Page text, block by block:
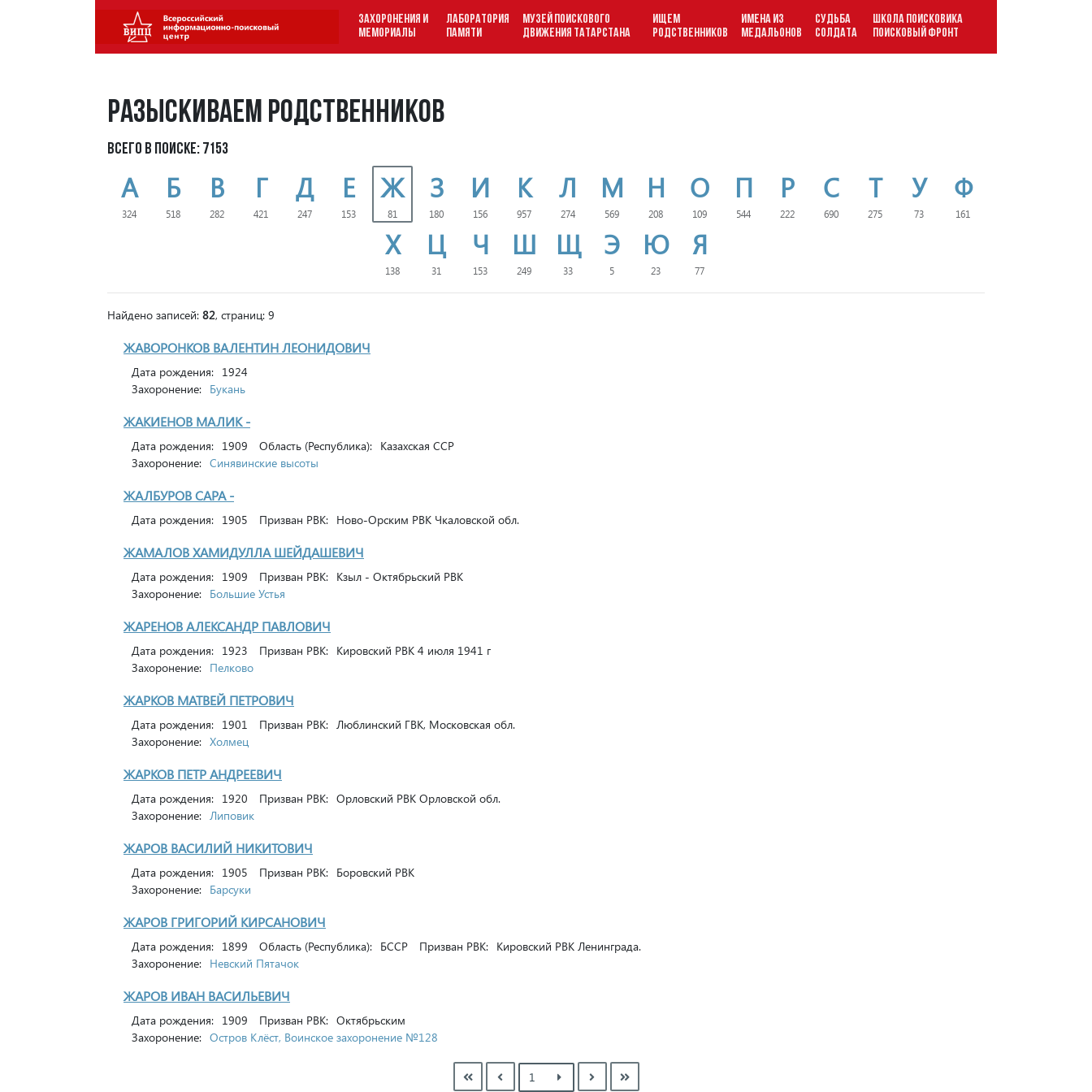
ЗАХОРОНЕНИЯ И
МЕМОРИАЛЫ
ЛАБОРАТОРИЯ
ПАМЯТИ
МУЗЕЙ ПОИСКОВОГО
ДВИЖЕНИЯ ТАТАРСТАНА
ИЩЕМ
РОДСТВЕННИКОВ
ИМЕНА ИЗ
МЕДАЛЬОНОВ
СУДЬБА
СОЛДАТА
ШКОЛА ПОИСКОВИКА
ПОИСКОВЫЙ ФРОНТ
Разыскиваем родственников
Всего в поиске: 7153
А
324
Б
518
В
282
Г
421
Д
247
Е
153
Ж
81
З
180
И
156
К
957
Л
274
М
569
Н
208
О
109
П
544
Р
222
С
690
Т
275
У
73
Ф
161
Х
138
Ц
31
Ч
153
Ш
249
Щ
33
Э
5
Ю
23
Я
77
Найдено записей: 82, страниц: 9
ЖАВОРОНКОВ ВАЛЕНТИН ЛЕОНИДОВИЧ
Дата рождения: 1924
Захоронение: Букань
ЖАКИЕНОВ МАЛИК -
Дата рождения: 1909 Область (Республика): Казахская ССР
Захоронение: Синявинские высоты
ЖАЛБУРОВ САРА -
Дата рождения: 1905 Призван РВК: Ново-Орским РВК Чкаловской обл.
ЖАМАЛОВ ХАМИДУЛЛА ШЕЙДАШЕВИЧ
Дата рождения: 1909 Призван РВК: Кзыл - Октябрьский РВК
Захоронение: Большие Устья
ЖАРЕНОВ АЛЕКСАНДР ПАВЛОВИЧ
Дата рождения: 1923 Призван РВК: Кировский РВК 4 июля 1941 г
Захоронение: Пелково
ЖАРКОВ МАТВЕЙ ПЕТРОВИЧ
Дата рождения: 1901 Призван РВК: Люблинский ГВК, Московская обл.
Захоронение: Холмец
ЖАРКОВ ПЕТР АНДРЕЕВИЧ
Дата рождения: 1920 Призван РВК: Орловский РВК Орловской обл.
Захоронение: Липовик
ЖАРОВ ВАСИЛИЙ НИКИТОВИЧ
Дата рождения: 1905 Призван РВК: Боровский РВК
Захоронение: Барсуки
ЖАРОВ ГРИГОРИЙ КИРСАНОВИЧ
Дата рождения: 1899 Область (Республика): БССР Призван РВК: Кировский РВК Ленинграда.
Захоронение: Невский Пятачок
ЖАРОВ ИВАН ВАСИЛЬЕВИЧ
Дата рождения: 1909 Призван РВК: Октябрьским
Захоронение: Остров Клёст, Воинское захоронение №128